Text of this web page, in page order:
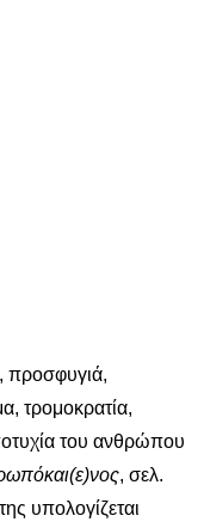
προσφυγιά,
τρομοκρατία,
του ανθρώπου
, σελ.
υπολογίζεται